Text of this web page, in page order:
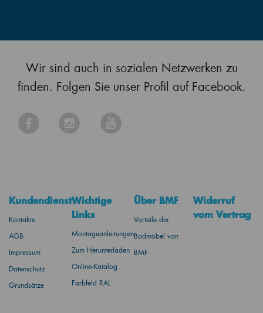
Wir sind auch in sozialen Netzwerken zu
finden. Folgen Sie unser Profil auf Facebook.
Kundendienst
Kontakte
AGB
Impressum
Datenschutz
Grundsätze
Wichtige
Links
Montageanleitungen
Zum Herunterladen
Online-Katalog
Farbfeld RAL
Über BMF
Vorteile der
Badmöbel von
BMF
Widerruf
vom Vertrag